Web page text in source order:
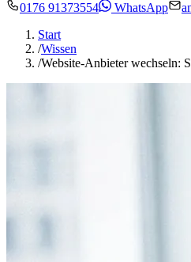
0176 91373554
WhatsApp
Start
/Wissen
/Website-Anbieter wechseln: